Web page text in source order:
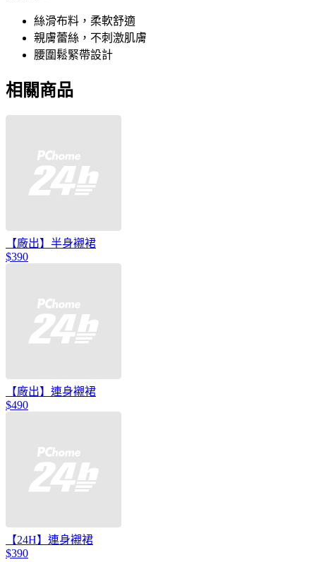
絲滑布料，柔軟舒適
親膚蕾絲，不刺激肌膚
腰圍鬆緊帶設計
相關商品
【廠出】半身襯裙
$390
【廠出】連身襯裙
$490
【24H】連身襯裙
$390